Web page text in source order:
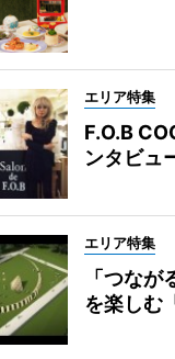
エリア特集
F.O.B
ンタビュ
エリア特集
「つな
を楽しむ